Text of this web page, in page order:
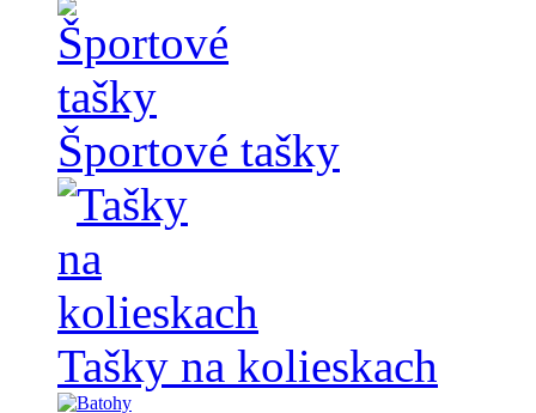
Športové tašky
Tašky na kolieskach